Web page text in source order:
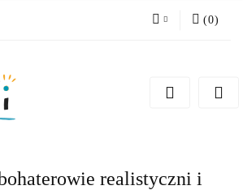
Zarejestruj się
(0)
realistyczni i